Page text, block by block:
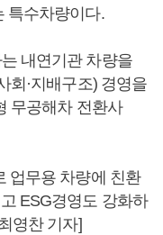
특수차량이다.
내연기관 차량을
회·지배구조) 경영을
무공해차 전환사
업무용 차량에 친환
ESG경영도 강화하
영찬 기자]